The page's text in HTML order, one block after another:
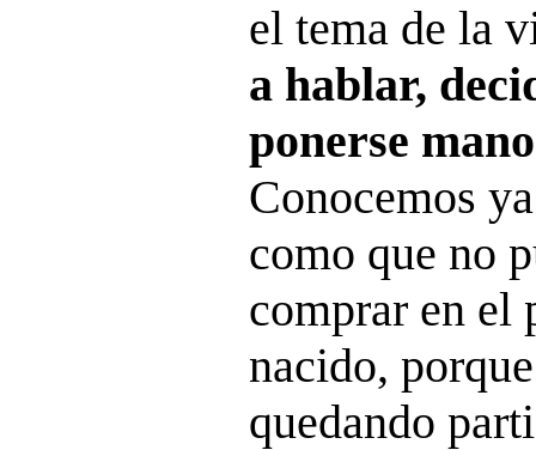
el tema de la
a hablar,
ponerse
Conocemos
como que no
comprar en el
nacido,
quedando